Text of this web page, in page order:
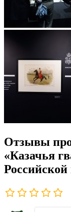
Отзывы
«Казачья